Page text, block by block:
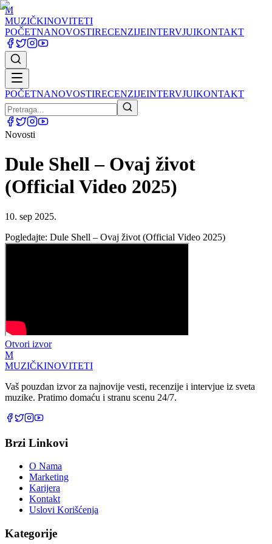
M
MUZIČKINOVITETI
POČETNANOVOSTIRECENZIJEINTERVJUIKONTAKT
POČETNANOVOSTIRECENZIJEINTERVJUIKONTAKT
Novosti
Dule Shell – Ovaj život
(Official Video 2025)
10. sep 2025.
Pogledajte: Dule Shell – Ovaj život (Official Video 2025)
Otvori izvor
M
MUZIČKINOVITETI
Vaš pouzdan izvor za najnovije vesti, recenzije i intervjue iz sveta
muzike. Pratimo domaću i stranu scenu 24/7.
Brzi Linkovi
O Nama
Marketing
Karijera
Kontakt
Uslovi Korišćenja
Kategorije